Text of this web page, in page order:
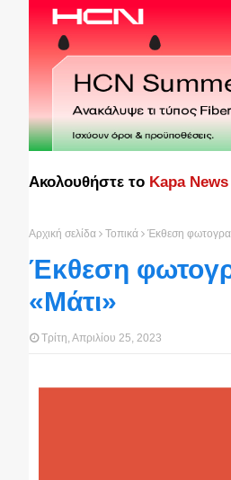
Ακολουθήστε το Kapa
Αρχική σελίδα Τοπικά Έκθεση
Έκθεση
«Μάτι»
Τρίτη, Απριλίου 25, 2023